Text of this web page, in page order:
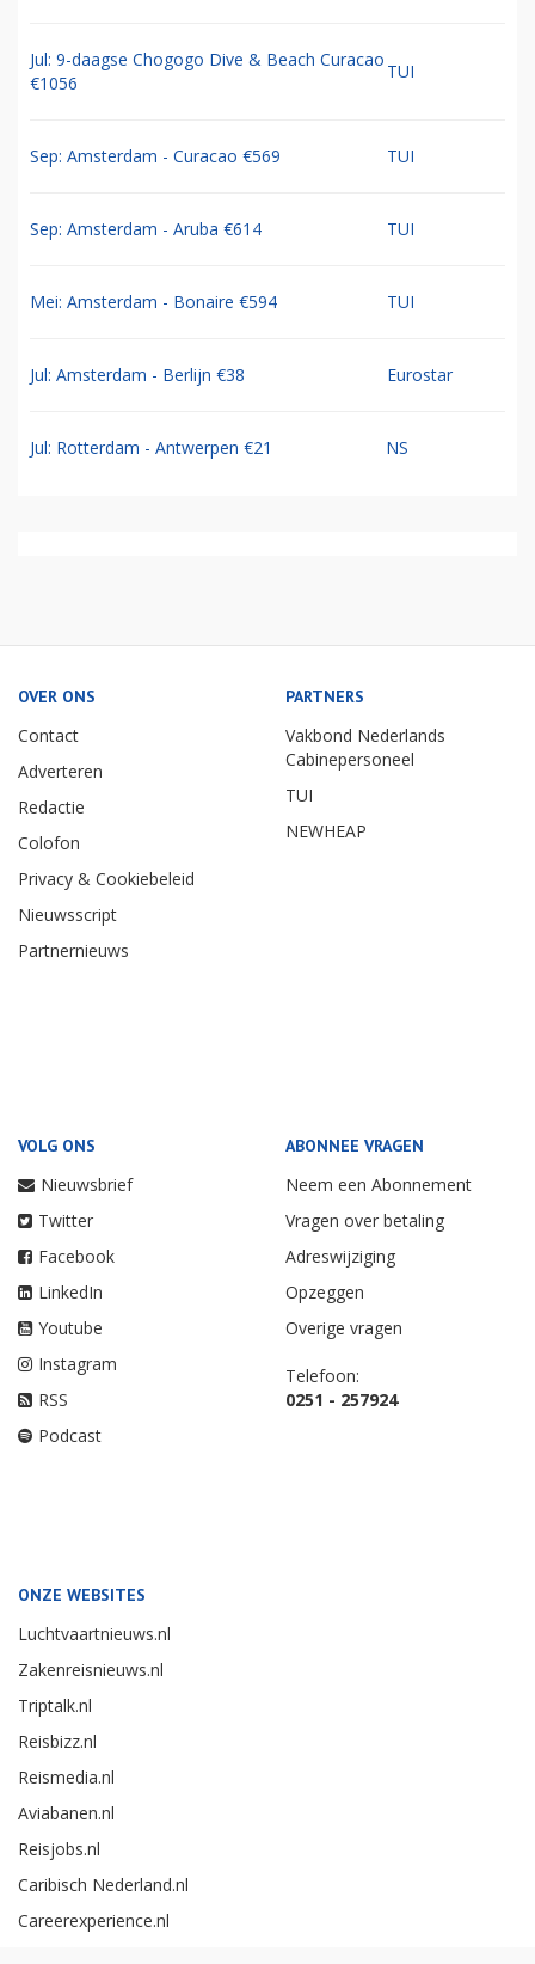
Jul: 9-daagse Chogogo Dive & Beach Curacao
€1056
TUI
Sep: Amsterdam - Curacao €569 TUI
Sep: Amsterdam - Aruba €614 TUI
Mei: Amsterdam - Bonaire €594 TUI
Jul: Amsterdam - Berlijn €38 Eurostar
Jul: Rotterdam - Antwerpen €21 NS
OVER ONS
Contact
Adverteren
Redactie
Colofon
Privacy & Cookiebeleid
Nieuwsscript
Partnernieuws
PARTNERS
Vakbond Nederlands
Cabinepersoneel
TUI
NEWHEAP
VOLG ONS
Nieuwsbrief
Twitter
Facebook
LinkedIn
Youtube
Instagram
RSS
Podcast
ABONNEE VRAGEN
Neem een Abonnement
Vragen over betaling
Adreswijziging
Opzeggen
Overige vragen
Telefoon:
0251 - 257924
ONZE WEBSITES
Luchtvaartnieuws.nl
Zakenreisnieuws.nl
Triptalk.nl
Reisbizz.nl
Reismedia.nl
Aviabanen.nl
Reisjobs.nl
Caribisch Nederland.nl
Careerexperience.nl